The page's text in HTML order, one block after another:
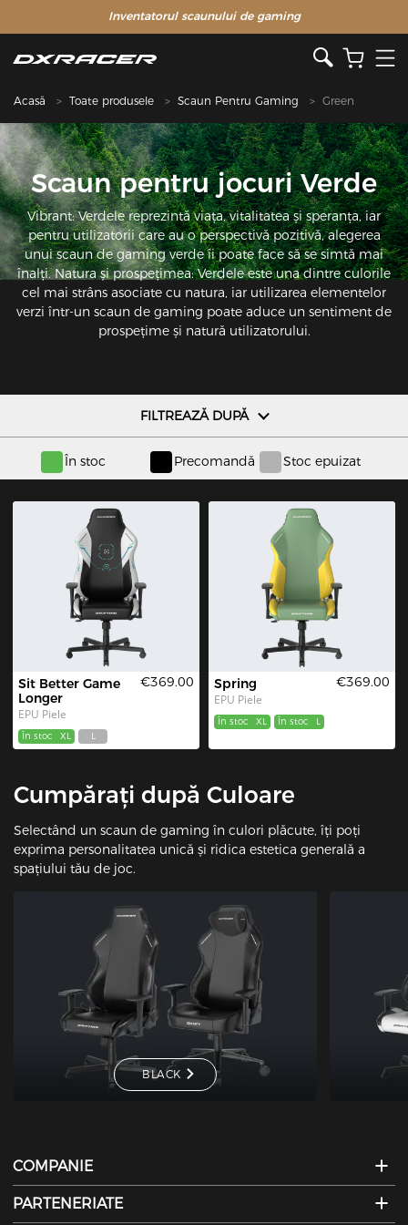
Inventatorul scaunului de gaming
Acasă Toate produsele Scaun Pentru Gaming Green
Scaun pentru jocuri Verde
Vibrant: Verdele reprezintă viața, vitalitatea și speranța, iar
pentru utilizatorii care au o perspectivă pozitivă, alegerea
unui scaun de gaming verde îi poate face să se simtă mai
înalți. Natura și prospețimea: Verdele este una dintre culorile
cel mai strâns asociate cu natura, iar utilizarea elementelor
verzi într-un scaun de gaming poate aduce un sentiment de
prospețime și natură utilizatorului.
FILTREAZĂ DUPĂ
În stoc Precomandă Stoc epuizat
Sit Better Game
Longer
EPU Piele
€369.00
În stoc XL L
Spring
EPU Piele
€369.00
În stoc XL În stoc L
Cumpărați după Culoare
Selectând un scaun de gaming în culori plăcute, îți poți
exprima personalitatea unică și ridica estetica generală a
spațiului tău de joc.
BLACK
COMPANIE
PARTENERIATE